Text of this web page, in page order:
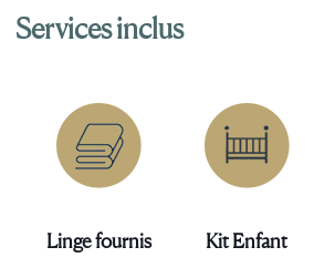
Services inclus
Linge fournis Kit Enfant